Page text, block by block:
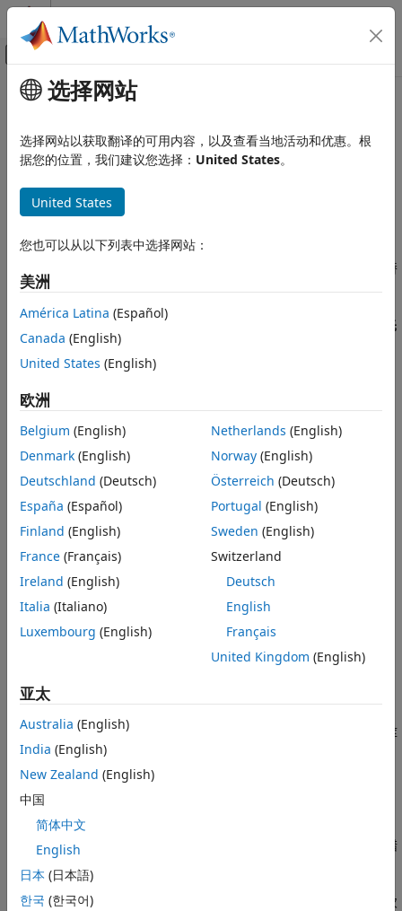
跳到内容
画布外导航菜单切换
文档主页
Embedded Coder
执行速度
Embedded Coder
代码效率权衡
Embedded Coder
代码和工具自定义
模型配置集自定义
代码替换库
本页内容
描述
设置
提示
推荐的设置
版本历史记录
另请参阅
主要内容
代码替换库
定义特定目标环境的代码优化的库
模型配置窗格: 代码生成 / 接口
描述
参数指定代码生成器在为模型生成代码时使用的代码替
换库。代码替换库为特定目标环境定义代码优化。
要选择代码替换库，请点击
所选代码替换库 - 优先
对话框。
无| 指定的代码替换库
无
不使用代码替换库。
指定的代码替换库
生成对多个特定于平台、编译器、自定义或标准代码替换库的调
用。命名库的列表取决于：
已安装的支持包。
系统目标文件、语言、语言标准和设备供应商配置。
您是否创建并注册了代码替换库。
提示
根据代码替换的优先级对代码替换库进行排序。列表顶部的库
具有更高的替换优先级。
指定用单引号引起来并以逗号分隔的多个代码替换库。
在设置此参数之前，请验证您的编译器是否支持您要使用的
库。如果您选择编译器不支持的参数值，可能会发生编译器错
如果您将
或为模型引用层次
选择网站
选择网站以获取翻译的可用内容，以及查看当地活动和优惠。根
据您的位置，我们建议您选择： United States。
United States
您也可以从以下列表中选择网站：
美洲
América Latina (Español)
Canada (English)
United States (English)
欧洲
Belgium (English)
Denmark (English)
Deutschland (Deutsch)
España (Español)
Finland (English)
France (Français)
Ireland (English)
Italia (Italiano)
Luxembourg (English)
Netherlands (English)
Norway(English)
Österreich (Deutsch)
Portugal (English)
Sweden (English)
Switzerland
Deutsch
English
Français
United Kingdom (English)
亚太
Australia (English)
India (English)
New Zealand (English)
中国
简体中文
English
日本 (日本語)
한국 (한국어)